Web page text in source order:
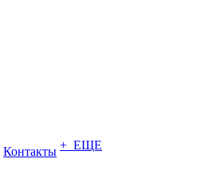
Контакты + ЕЩЕ